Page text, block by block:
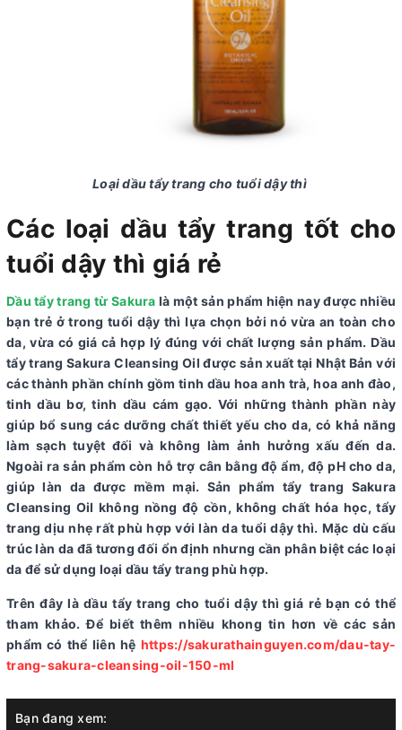
Loại dầu tẩy trang cho tuổi dậy thì
Các loại dầu tẩy trang tốt cho
tuổi dậy thì giá rẻ
Dầu tẩy trang từ Sakura là một sản phẩm hiện nay được nhiều
bạn trẻ ở trong tuổi dậy thì lựa chọn bởi nó vừa an toàn cho
da, vừa có giá cả hợp lý đúng với chất lượng sản phẩm. Dầu
tẩy trang Sakura Cleansing Oil được sản xuất tại Nhật Bản với
các thành phần chính gồm tinh dầu hoa anh trà, hoa anh đào,
tinh dầu bơ, tinh dầu cám gạo. Với những thành phần này
giúp bổ sung các dưỡng chất thiết yếu cho da, có khả năng
làm sạch tuyệt đối và không làm ảnh hưởng xấu đến da.
Ngoài ra sản phẩm còn hỗ trợ cân bằng độ ẩm, độ pH cho da,
giúp làn da được mềm mại. Sản phẩm tẩy trang Sakura
Cleansing Oil không nồng độ cồn, không chất hóa học, tẩy
trang dịu nhẹ rất phù hợp với làn da tuổi dậy thì. Mặc dù cấu
trúc làn da đã tương đối ổn định nhưng cần phân biệt các loại
da để sử dụng loại dầu tẩy trang phù hợp.
Trên đây là dầu tẩy trang cho tuổi dậy thì giá rẻ bạn có thể
tham khảo. Để biết thêm nhiều khong tin hơn về các sản
phẩm có thể liên hệ https://sakurathainguyen.com/dau-tay-
trang-sakura-cleansing-oil-150-ml
Bạn đang xem: